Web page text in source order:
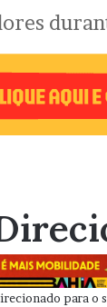
para o